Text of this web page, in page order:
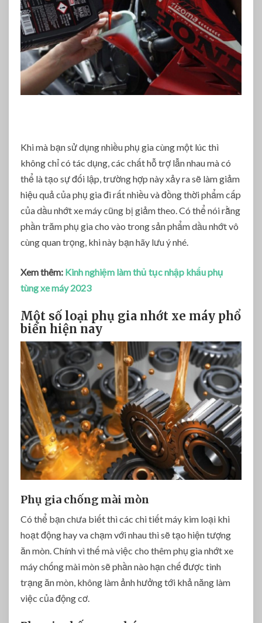
Khi mà bạn sử dụng nhiều phụ gia cùng một lúc thì
không chỉ có tác dụng, các chất hỗ trợ lẫn nhau mà có
thể là tạo sự đối lập, trường hợp này xảy ra sẽ làm giảm
hiệu quả của phụ gia đi rất nhiều và đồng thời phẩm cấp
của dầu nhớt xe máy cũng bị giảm theo. Có thể nói rằng
phần trăm phụ gia cho vào trong sản phẩm dầu nhớt vô
cùng quan trọng, khi này bạn hãy lưu ý nhé.
Xem thêm: Kinh nghiệm làm thủ tục nhập khẩu phụ
tùng xe máy 2023
Một số loại phụ gia nhớt xe máy phổ
biến hiện nay
Phụ gia chống mài mòn
Có thể bạn chưa biết thì các chi tiết máy kim loại khi
hoạt động hay va chạm với nhau thì sẽ tạo hiện tượng
ăn mòn. Chính vì thế mà việc cho thêm phụ gia nhớt xe
máy chống mài mòn sẽ phần nào hạn chế được tình
trạng ăn mòn, không làm ảnh hưởng tới khả năng làm
việc của động cơ.